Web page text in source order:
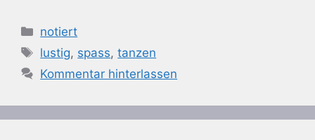
Kategorien
notiert
Schlagwörter
lustig, spass,tanzen
Kommentar hinterlassen